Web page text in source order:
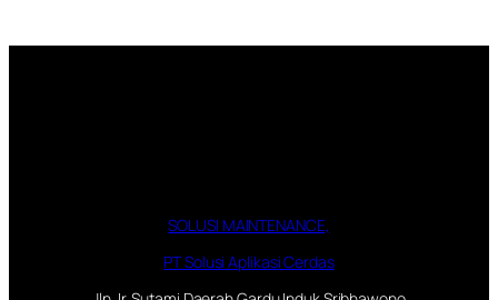
SOLUSI MAINTENANCE,
PT Solusi Aplikasi Cerdas